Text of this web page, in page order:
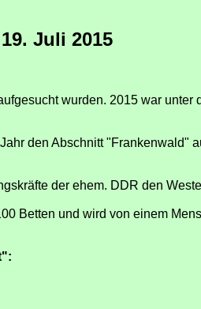
Juli 2015
wurden. 2015 war unter
den Abschnitt "Frankenwald"
der ehem. DDR den
Betten und wird von einem